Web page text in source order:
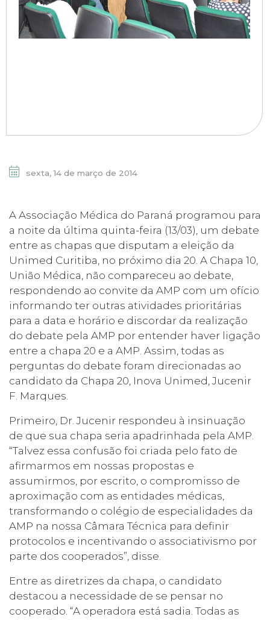
sexta, 14 de março de 2014
A Associação Médica do Paraná programou para
a noite da última quinta-feira (13/03), um debate
entre as chapas que disputam a eleição da
Unimed Curitiba, no próximo dia 20. A Chapa 10,
União Médica, não compareceu ao debate,
respondendo ao convite da AMP com um ofício
informando ter outras atividades prioritárias
para a data e horário e discordar da realização
do debate pela AMP por entender haver ligação
entre a chapa 20 e a AMP. Assim, todas as
perguntas do debate foram direcionadas ao
candidato da Chapa 20, Inova Unimed, Jucenir
F. Marques.
Primeiro, Dr. Jucenir respondeu à insinuação
de que sua chapa seria apadrinhada pela AMP.
“Talvez essa confusão foi criada pelo fato de
afirmarmos em nossas propostas e
assumirmos, por escrito, o compromisso de
aproximação com as entidades médicas,
transformando o colégio de especialidades da
AMP na nossa Câmara Técnica para definir
protocolos e incentivando o associativismo por
parte dos cooperados”, disse.
Entre as diretrizes da chapa, o candidato
destacou a necessidade de se pensar no
cooperado. “A operadora está sadia. Todas as